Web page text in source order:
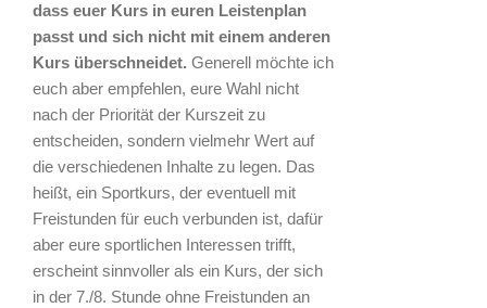
dass euer Kurs in euren Leistenplan
passt und sich nicht mit einem anderen
Kurs überschneidet. Generell möchte ich
euch aber empfehlen, eure Wahl nicht
nach der Priorität der Kurszeit zu
entscheiden, sondern vielmehr Wert auf
die verschiedenen Inhalte zu legen. Das
heißt, ein Sportkurs, der eventuell mit
Freistunden für euch verbunden ist, dafür
aber eure sportlichen Interessen trifft,
erscheint sinnvoller als ein Kurs, der sich
in der 7./8. Stunde ohne Freistunden an